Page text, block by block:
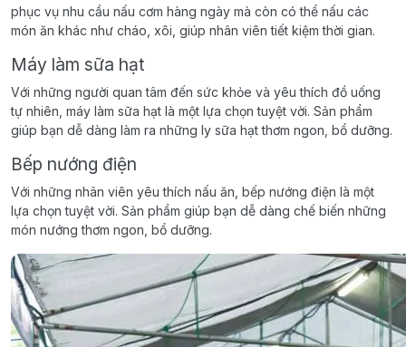
phục vụ nhu cầu nấu cơm hàng ngày mà còn có thể nấu các
món ăn khác như cháo, xôi, giúp nhân viên tiết kiệm thời gian.
Máy làm sữa hạt
Với những người quan tâm đến sức khỏe và yêu thích đồ uống
tự nhiên, máy làm sữa hạt là một lựa chọn tuyệt vời. Sản phẩm
giúp bạn dễ dàng làm ra những ly sữa hạt thơm ngon, bổ dưỡng.
Bếp nướng điện
Với những nhân viên yêu thích nấu ăn, bếp nướng điện là một
lựa chọn tuyệt vời. Sản phẩm giúp bạn dễ dàng chế biến những
món nướng thơm ngon, bổ dưỡng.